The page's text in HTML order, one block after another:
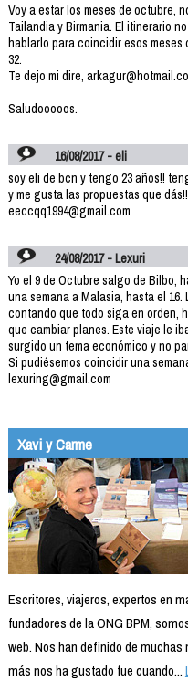
Voy a estar los meses de octubre,
Tailandia y Birmania. El itinerario
hablarlo para coincidir esos
32.
Te dejo mi dire,
Saludooooos.
16/08/2017 - eli
soy eli de bcn y tengo 23 años!!
y me gusta las propuestas que
eeccqq1994@gmail.com
24/08/2017 - Lexuri
Yo el 9 de Octubre salgo de Bilbo,
una semana a Malasia, hasta el
contando que todo siga en orden,
que cambiar planes. Este viaje le
surgido un tema económico y no
Si pudiésemos coincidir una
lexuring@gmail.com
Xavi y Carme
Escritores, viajeros, expertos en
fundadores de la ONG BPM,
web. Nos han definido de muchas
más nos ha gustado fue cuando...